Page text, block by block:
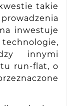
takie
inwestuje
innymi
run-flat, o